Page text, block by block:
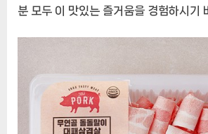
분 모두 이 맛있는 즐거움을 경험하시기